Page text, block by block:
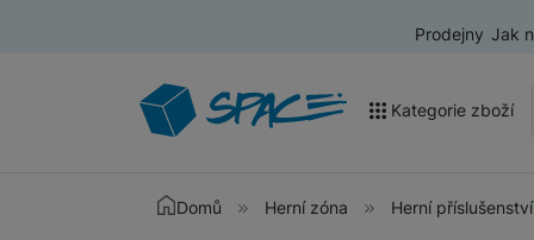
Prodejny Jak
Kategorie zboží
Akce a výprodej
Domů Herní zóna Herní příslušenství